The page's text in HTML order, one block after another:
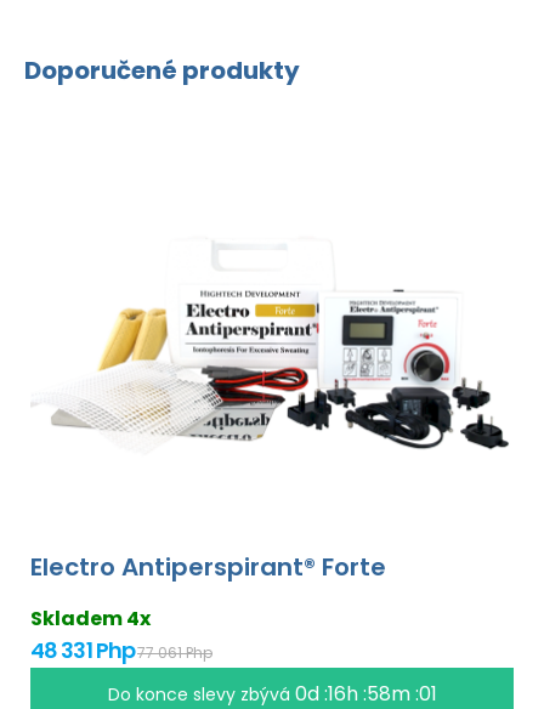
Doporučené produkty
Electro Antiperspirant® Forte
Skladem 4x
48 331 Php77 061 Php
Do konce slevy zbývá 0d :16h :58m :00